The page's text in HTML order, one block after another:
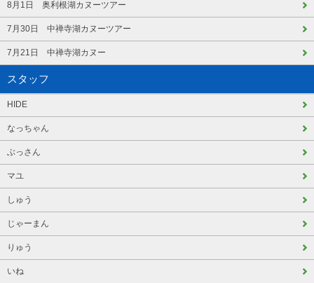
8月1日 奥利根湖カヌーツアー
7月30日 中禅寺湖カヌーツアー
7月21日 中禅寺湖カヌー
スタッフ
HIDE
なっちゃん
ぶっさん
マユ
しゅう
じゃーまん
りゅう
いね